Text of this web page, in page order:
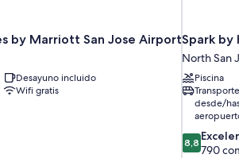
by Marriott San Jose Airport
Desayuno incluido
Wifi gratis
Spark by
North San
Piscina
desde/
8.8
sobre
8,8
790